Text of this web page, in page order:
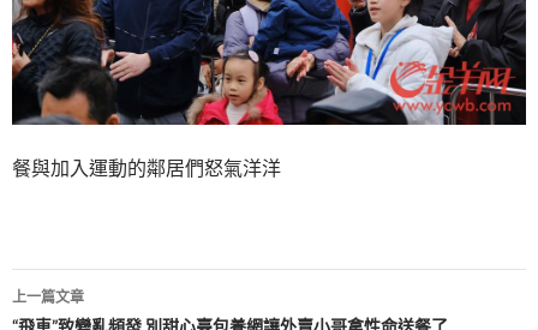
餐與加入運動的鄰居們怒氣洋洋
文
上一篇文章
“飛車”致變亂頻發 別甜心臺包養網讓外賣小哥拿性命送餐了